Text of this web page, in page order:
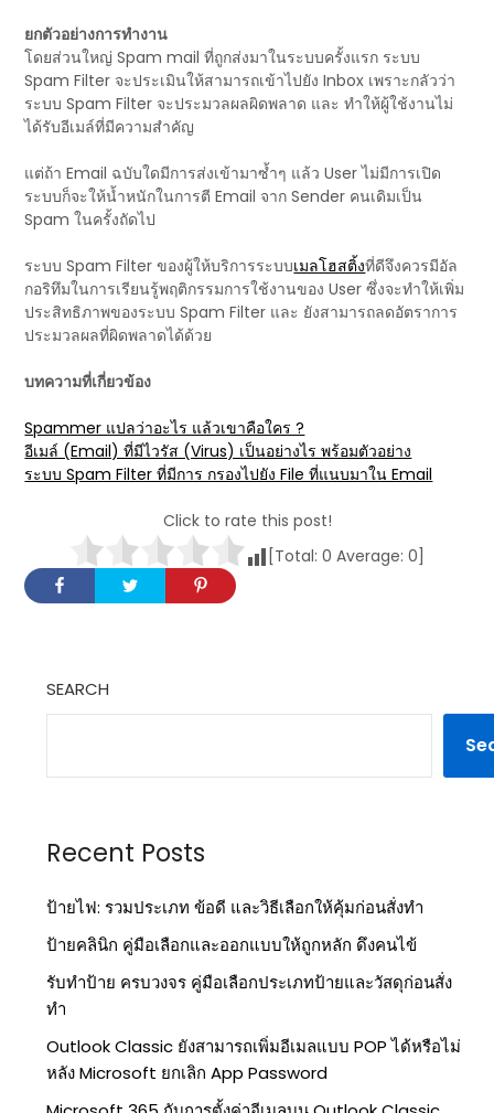
ยกตัวอย่างการทำงาน
โดยส่วนใหญ่ Spam mail ที่ถูกส่งมาในระบบครั้งแรก ระบบ
Spam Filter จะประเมินให้สามารถเข้าไปยัง Inbox เพราะกลัวว่า
ระบบ Spam Filter จะประมวลผลผิดพลาด และ ทำให้ผู้ใช้งานไม่
ได้รับอีเมล์ที่มีความสำคัญ
แต่ถ้า Email ฉบับใดมีการส่งเข้ามาซ้ำๆ แล้ว User ไม่มีการเปิด
ระบบก็จะให้น้ำหนักในการตี Email จาก Sender คนเดิมเป็น
Spam ในครั้งถัดไป
ระบบ Spam Filter ของผู้ให้บริการระบบเมลโฮสติ้งที่ดีจึงควรมีอัล
กอริทึมในการเรียนรู้พฤติกรรมการใช้งานของ User ซึ่งจะทำให้เพิ่ม
ประสิทธิภาพของระบบ Spam Filter และ ยังสามารถลดอัตราการ
ประมวลผลที่ผิดพลาดได้ด้วย
บทความที่เกี่ยวข้อง
Spammer แปลว่าอะไร แล้วเขาคือใคร ?
อีเมล์ (Email) ที่มีไวรัส (Virus) เป็นอย่างไร พร้อมตัวอย่าง
ระบบ Spam Filter ที่มีการ กรองไปยัง File ที่แนบมาใน Email
Click to rate this post!
[Total: 0 Average: 0
SEARCH
Recent Posts
ป้ายไฟ: รวมประเภท ข้อดี และวิธีเลือกให้คุ้มก่อนสั่งทำ
ป้ายคลินิก คู่มือเลือกและออกแบบให้ถูกหลัก ดึงคนไข้
รับทำป้าย ครบวงจร คู่มือเลือกประเภทป้ายและวัสดุก่อนสั่ง
ทำ
Outlook Classic ยังสามารถเพิ่มอีเมลแบบ POP ได้หรือไม่
หลัง Microsoft ยกเลิก App Password